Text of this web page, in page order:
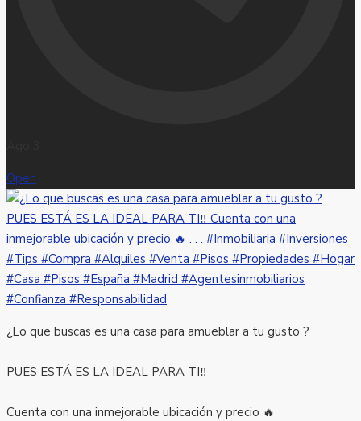
Open
¿Lo que buscas es una casa para amueblar a tu gusto ?
PUES ESTÁ ES LA IDEAL PARA TI‼️
Cuenta con una inmejorable ubicación y precio 🔥